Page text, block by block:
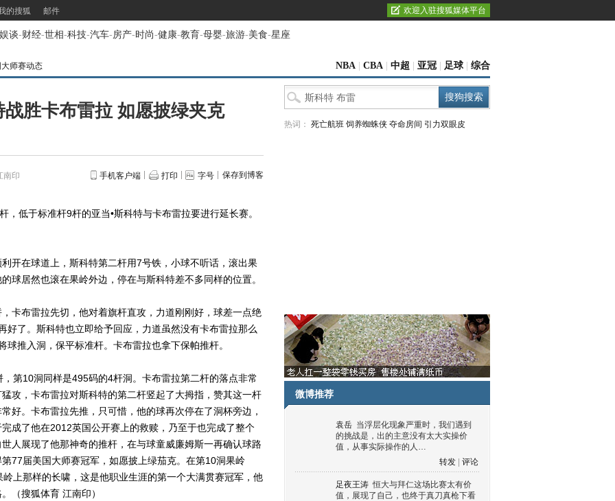
的搜狐 邮件 欢迎入驻搜狐媒体平台
娱谈-财经-世相-科技-汽车-房产-时尚-健康-教育-母婴-旅游-美食-星座
师赛动态 NBA CBA 中超 亚冠 足球 综合
胜卡布雷拉 如愿披绿夹克
南印 手机客户端 打印 字号 保存到博客
于标准杆9杆的亚当•斯科特与卡布雷拉要进行延长赛。
在球道上，斯科特第二杆用7号铁，小球不听话，滚出果
球居然也滚在果岭外边，停在与斯科特差不多同样的位置。
布雷拉先切，他对着旗杆直攻，力道刚刚好，球差一点绝
好了。斯科特也立即给予回应，力道虽然没有卡布雷拉那么
推入洞，保平标准杆。卡布雷拉也拿下保帕推杆。
10洞同样是495码的4杆洞。卡布雷拉第二杆的落点非常
攻，卡布雷拉对斯科特的第二杆竖起了大拇指，赞其这一杆
好。卡布雷拉先推，只可惜，他的球再次停在了洞杯旁边，
成了他在2012英国公开赛上的救赎，乃至于也完成了整个
人展现了他那神奇的推杆，在与球童威廉姆斯一再确认球路
77届美国大师赛冠军，如愿披上绿茄克。在第10洞果岭
上那样的长啸，这是他职业生涯的第一个大满贯赛冠军，他
（搜狐体育 江南印）
热词： 死亡航班 饲养蜘蛛侠 夺命房间 引力双眼皮
微博推荐
袁岳 当浮层化现象严重时，我们遇到
的挑战是，出的主意没有太大实操价
值，从事实际操作的人…
转发
评论
足夜王涛 恒大与拜仁这场比赛太有价
值，展现了自己，也终于真刀真枪下看